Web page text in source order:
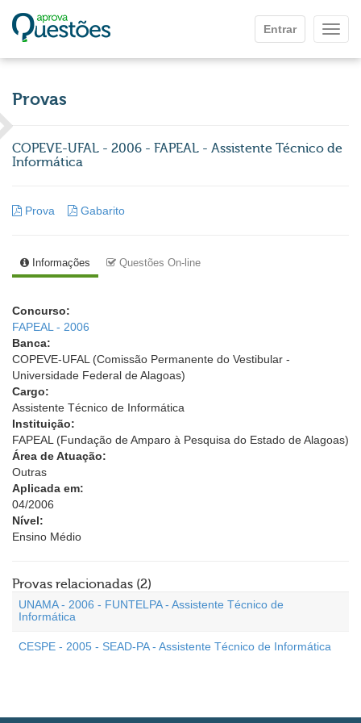
Entrar
Provas
COPEVE-UFAL - 2006 - FAPEAL - Assistente Técnico de
Informática
Prova Gabarito
Informações Questões On-line
Concurso:
FAPEAL - 2006
Banca:
COPEVE-UFAL (Comissão Permanente do Vestibular -
Universidade Federal de Alagoas)
Cargo:
Assistente Técnico de Informática
Instituição:
FAPEAL (Fundação de Amparo à Pesquisa do Estado de Alagoas)
Área de Atuação:
Outras
Aplicada em:
04/2006
Nível:
Ensino Médio
Provas relacionadas (2)
UNAMA - 2006 - FUNTELPA - Assistente Técnico de
Informática
CESPE - 2005 - SEAD-PA - Assistente Técnico de Informática